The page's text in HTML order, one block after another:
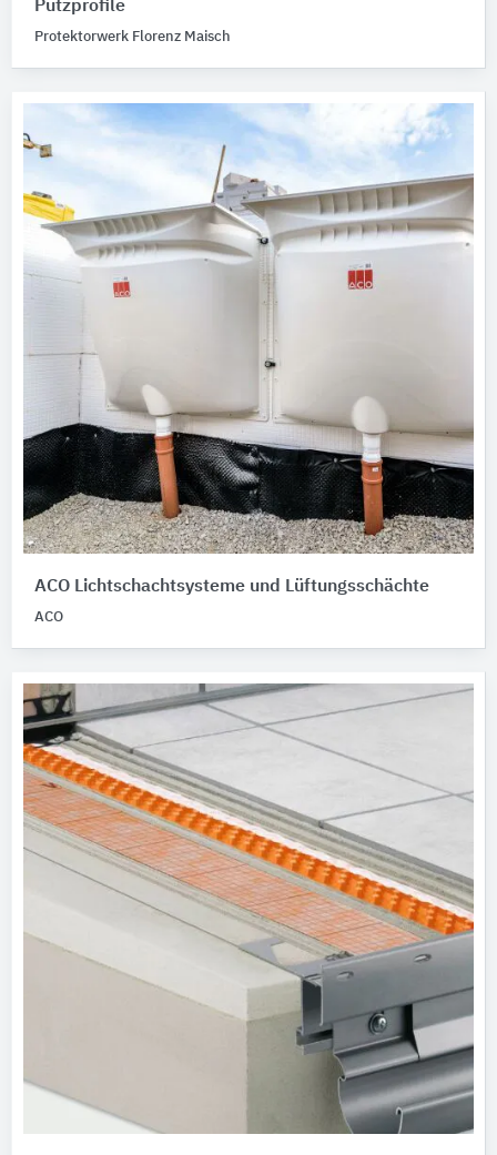
Putzprofile
Protektorwerk Florenz Maisch
ACO Lichtschachtsysteme und Lüftungsschächte
ACO